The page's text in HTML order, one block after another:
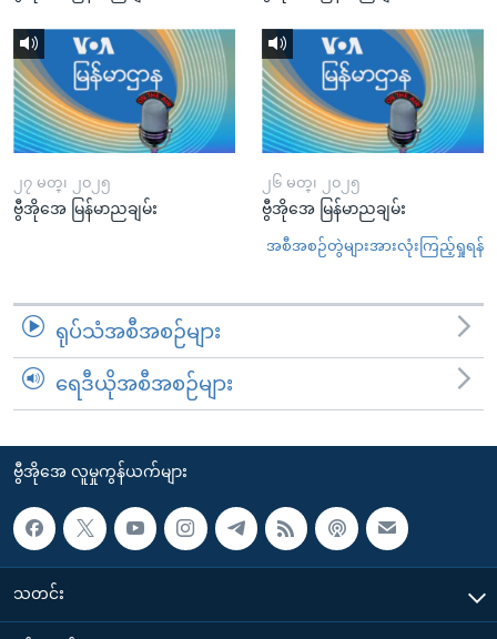
၂၇ မတ္၊ ၂၀၂၅
ဗွီအိုအေ မြန်မာညချမ်း
၂၆ မတ္၊ ၂၀၂၅
ဗွီအိုအေ မြန်မာညချမ်း
အစီအစဉ်တွဲများအားလုံးကြည့်ရှုရန်
ရုပ်သံအစီအစဉ်များ
ရေဒီယိုအစီအစဉ်များ
ဗွီအိုအေ လူမှုကွန်ယက်များ
သတင်း